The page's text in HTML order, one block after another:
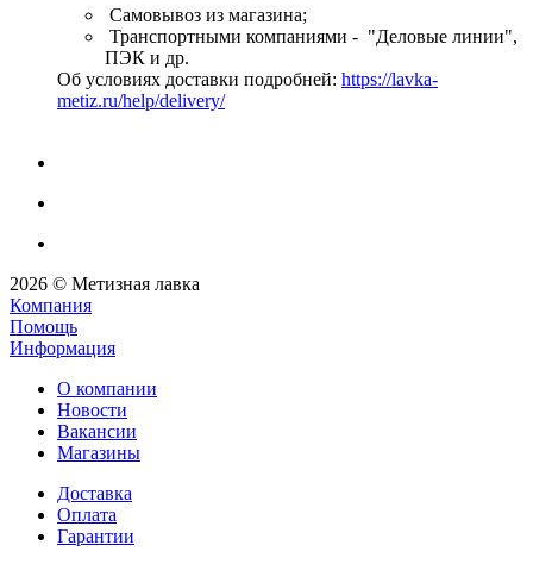
Самовывоз из магазина;
Транспортными компаниями - "Деловые линии",
ПЭК и др.
Об условиях доставки подробней: https://lavka-
metiz.ru/help/delivery/
2026 © Метизная лавка
Компания
Помощь
Информация
О компании
Новости
Вакансии
Магазины
Доставка
Оплата
Гарантии